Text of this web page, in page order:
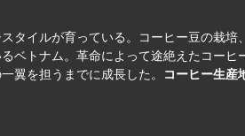
イルが育っている。コーヒー豆の栽培
ベトナム。革命によって途絶えたコー
翼を担うまでに成長した。 コーヒー生産